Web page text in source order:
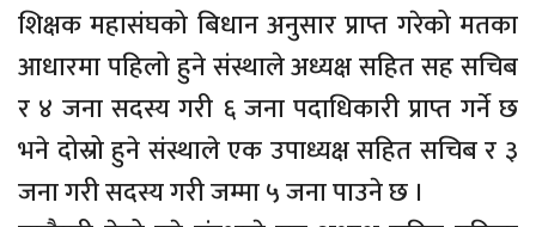
शिक्षक महासंघको बिधान अनुसार प्राप्त गरेको मतका
आधारमा पहिलो हुने संस्थाले अध्यक्ष सहित सह सचिब
र ४ जना सदस्य गरी ६ जना पदाधिकारी प्राप्त गर्ने छ
भने दोस्रो हुने संस्थाले एक उपाध्यक्ष सहित सचिब र ३
जना गरी सदस्य गरी जम्मा ५ जना पाउने छ ।